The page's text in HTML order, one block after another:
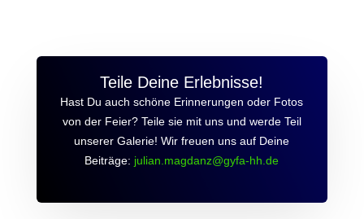
Teile Deine Erlebnisse!
Hast Du auch schöne Erinnerungen oder Fotos
von der Feier? Teile sie mit uns und werde Teil
unserer Galerie! Wir freuen uns auf Deine
Beiträge: julian.magdanz@gyfa-hh.de